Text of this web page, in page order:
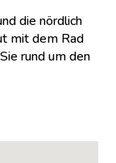
die nördlich
mit dem Rad
rund um den